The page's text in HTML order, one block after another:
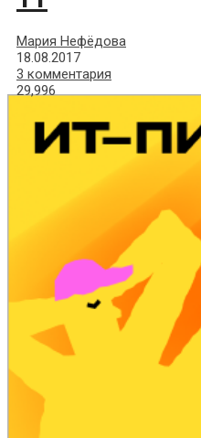
Мария Нефёдова
18.08.2017
3 комментария
29,996